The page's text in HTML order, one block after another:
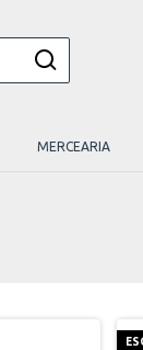
MERCEARIA